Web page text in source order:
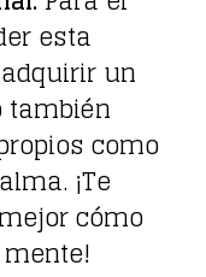
esta
un
también
como
¡Te
cómo